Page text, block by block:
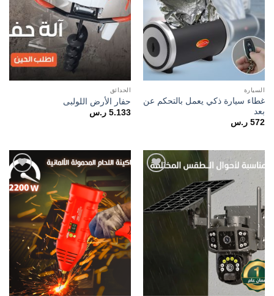
السيارة
غطاء سيارة ذكي يعمل بالتحكم عن
بعد
572 ر.س
الحدائق
حفار الأرض اللولبى
5.133 ر.س
wishlist
Add to
wishlist